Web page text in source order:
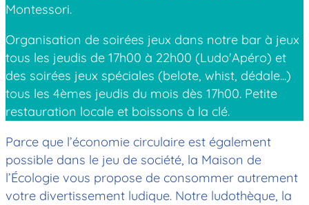
Montessori.
Organisation de soirées jeux dans notre bar à jeux
tous les jeudis de 17h00 à 22h00 (Ludo'Apéro) et
des soirées jeux spéciales (belote, whist, dédale...)
tous les 4èmes jeudis du mois dès 17h00. Petite
restauration locale et boissons à la clé.
Parce que l’économie circulaire est également
possible dans le jeu de société, la Maison de
l’Écologie vous propose de consommer autrement
votre divertissement ludique. Notre ludothèque, la